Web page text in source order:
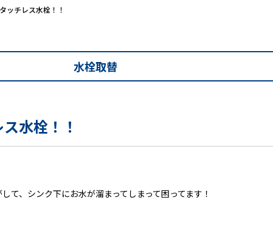
ッチレス水栓！！
水栓取替
水栓！！
て、シンク下にお水が溜まってしまって困ってます！